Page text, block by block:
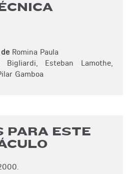
Romina Paula
Bigliardi, Esteban Lamothe,
Gamboa
PARA ESTE